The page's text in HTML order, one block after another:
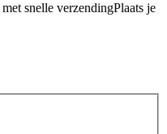
met snelle verzendingPlaats je